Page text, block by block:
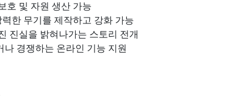
호 및 자원 생산 가능
한 무기를 제작하고 강화 가능
진실을 밝혀나가는 스토리 전개
경쟁하는 온라인 기능 지원